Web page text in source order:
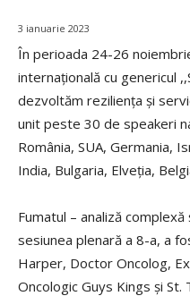
3 ianuarie 2023
În perioada 24-26
internațională cu genericul
dezvoltăm reziliența și
unit peste 30 de speakeri
România, SUA, Germania,
India, Bulgaria, Elveția,
Fumatul – analiză
sesiunea plenară a 8-a, a
Harper, Doctor Oncolog,
Oncologic Guys Kings și